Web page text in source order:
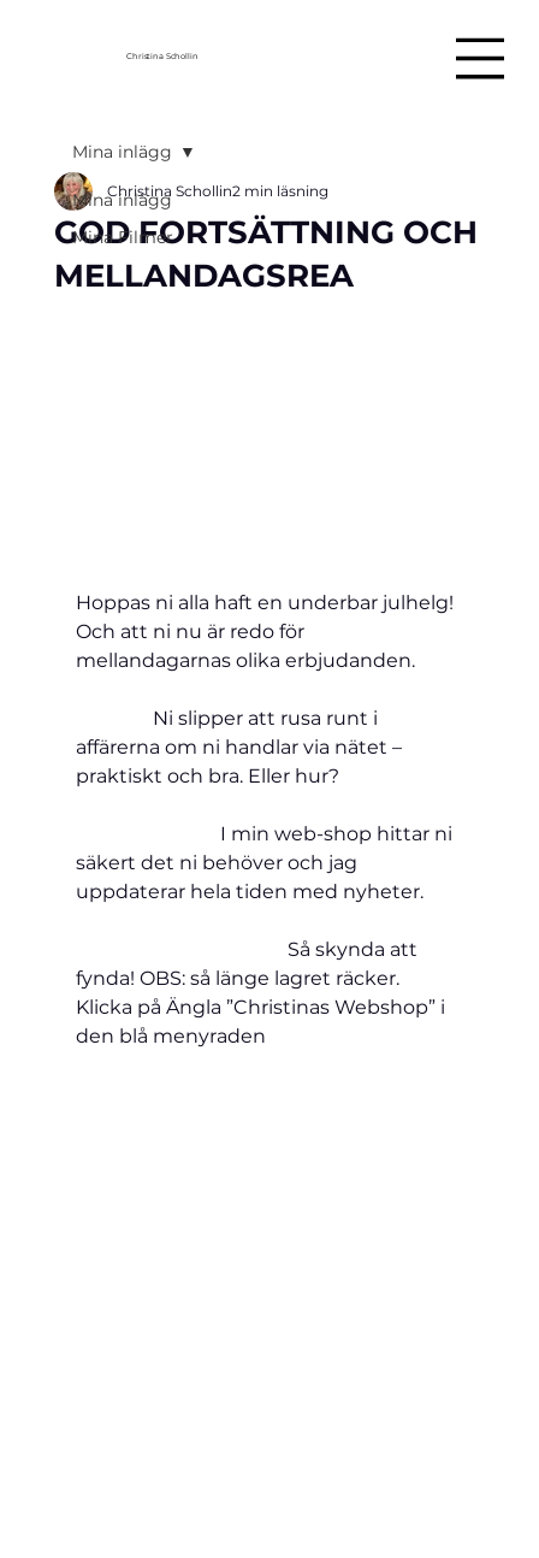
Christina Schollin
Mina inlägg
Mina Filmer
Mina inlägg
GOD FORTSÄTTNING OCH
MELLANDAGSREA
Christina Schollin2 min läsning
Hoppas ni alla haft en underbar julhelg!
Och att ni nu är redo för
mellandagarnas olika erbjudanden.
Ni slipper att rusa runt i
affärerna om ni handlar via nätet –
praktiskt och bra. Eller hur?
I min web-shop hittar ni
säkert det ni behöver och jag
uppdaterar hela tiden med nyheter.
Så skynda att
fynda! OBS: så länge lagret räcker.
Klicka på Ängla ”Christinas Webshop” i
den blå menyraden